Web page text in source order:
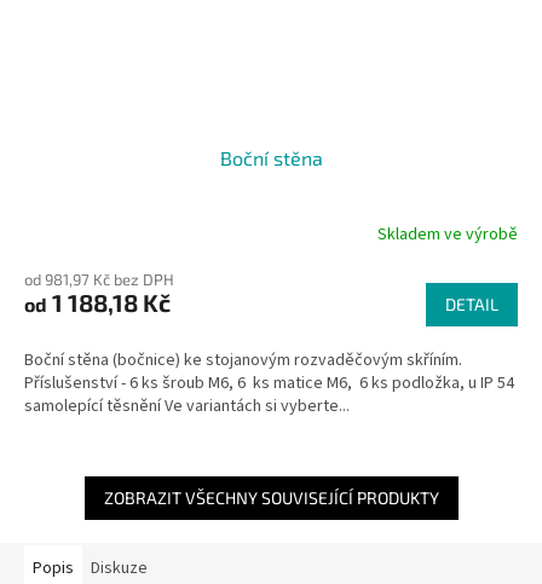
Boční stěna
Skladem ve výrobě
od 981,97 Kč bez DPH
od 1 188,18 Kč DETAIL
Boční stěna (bočnice) ke stojanovým rozvaděčovým skříním.
Příslušenství - 6 ks šroub M6, 6 ks matice M6, 6 ks podložka, u IP 54
samolepící těsnění Ve variantách si vyberte...
ZOBRAZIT VŠECHNY SOUVISEJÍCÍ PRODUKTY
Popis Diskuze